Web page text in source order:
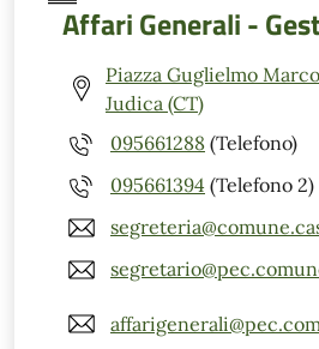
Affari Generali -
Piazza Guglielmo
Judica (CT)
095661288 (Telefono)
095661394 (Telefono 2)